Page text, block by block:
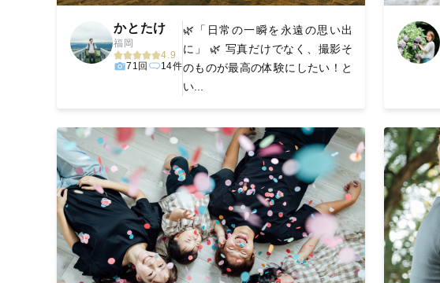
かとたけ
福岡
4.9
71回
14件
🌿「日常の一瞬を永遠の思い出
に」 🌿 写真だけでなく、撮影そ
のものが最高の体験にしたい！と
い...